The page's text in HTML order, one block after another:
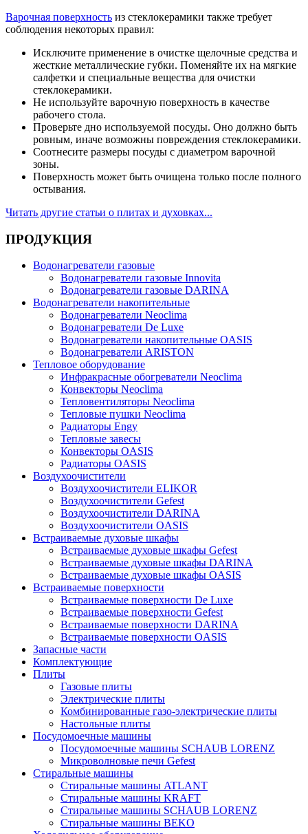
Варочная поверхность из стеклокерамики также требует
соблюдения некоторых правил:
Исключите применение в очистке щелочные средства и
жесткие металлические губки. Поменяйте их на мягкие
салфетки и специальные вещества для очистки
стеклокерамики.
Не используйте варочную поверхность в качестве
рабочего стола.
Проверьте дно используемой посуды. Оно должно быть
ровным, иначе возможны повреждения стеклокерамики.
Соотнесите размеры посуды с диаметром варочной
зоны.
Поверхность может быть очищена только после полного
остывания.
Читать другие статьи о плитах и духовках...
ПРОДУКЦИЯ
Водонагреватели газовые
Водонагреватели газовые Innovita
Водонагреватели газовые DARINA
Водонагреватели накопительные
Водонагреватели Neoclima
Водонагреватели De Luxe
Водонагреватели накопительные OASIS
Водонагреватели ARISTON
Тепловое оборудование
Инфракрасные обогреватели Neoclima
Конвекторы Neoclima
Тепловентиляторы Neoclima
Тепловые пушки Neoclima
Радиаторы Engy
Тепловые завесы
Конвекторы OASIS
Радиаторы OASIS
Воздухоочистители
Воздухоочистители ELIKOR
Воздухоочистители Gefest
Воздухоочистители DARINA
Воздухоочистители OASIS
Встраиваемые духовые шкафы
Встраиваемые духовые шкафы Gefest
Встраиваемые духовые шкафы DARINA
Встраиваемые духовые шкафы OASIS
Встраиваемые поверхности
Встраиваемые поверхности De Luxe
Встраиваемые поверхности Gefest
Встраиваемые поверхности DARINA
Встраиваемые поверхности OASIS
Запасные части
Комплектующие
Плиты
Газовые плиты
Электрические плиты
Комбинированные газо-электрические плиты
Настольные плиты
Посудомоечные машины
Посудомоечные машины SCHAUB LORENZ
Микроволновые печи Gefest
Стиральные машины
Стиральные машины ATLANT
Стиральные машины KRAFT
Стиральные машины SCHAUB LORENZ
Стиральные машины BEKO